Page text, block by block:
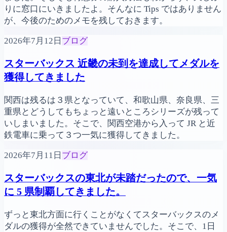
りに窓口にいきましたよ。そんなに Tips ではありません
が、今後のためのメモを残しておきます。
2026年7月12日 ブログ
スターバックス 近畿の未到を達成してメダルを
獲得してきました
関西は残るは３県となっていて、和歌山県、奈良県、三
重県とどうしてもちょっと遠いところシリーズが残って
いしまいました。そこで、関西空港から入って JR と近
鉄電車に乗って３つ一気に獲得してきました。
2026年7月11日 ブログ
スターバックスの東北が未踏だったので、一気
に 5 県制覇してきました。
ずっと東北方面に行くことがなくてスターバックスのメ
ダルの獲得が全然できていませんでした。そこで、1日